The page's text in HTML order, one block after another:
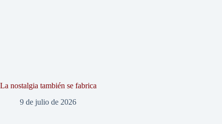
La nostalgia también se fabrica
9 de julio de 2026